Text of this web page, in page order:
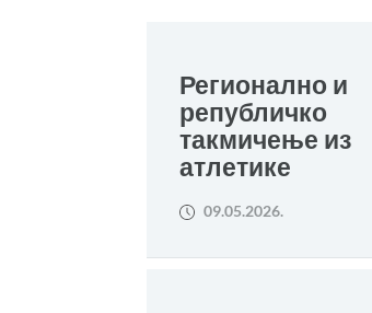
Регионално и
републичко
такмичење из
атлетике
09.05.2026.